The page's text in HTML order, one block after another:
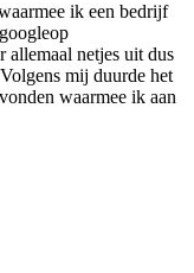
ik een bedrijf
allemaal netjes uit dus
mij duurde het
waarmee ik aan